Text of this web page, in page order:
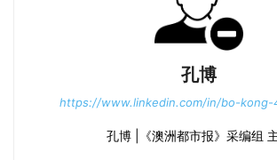
孔博
https://www.linkedin.com/in/bo-kong-
孔博 |《澳洲都市报》采编组